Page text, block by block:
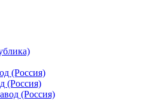
(Россия)
(Россия)
(Россия)